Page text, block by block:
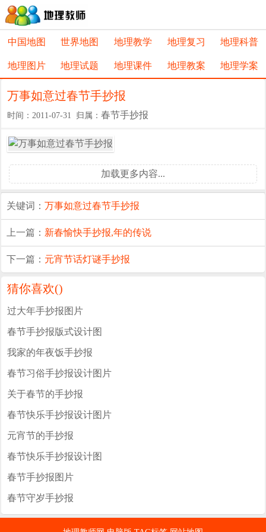
中国地图 世界地图 地理教学 地理复习 地理科普
地理图片 地理试题 地理课件 地理教案 地理学案
万事如意过春节手抄报
时间：2011-07-31 归属：春节手抄报
加载更多内容...
关键词：万事如意过春节手抄报
上一篇： 新春愉快手抄报,年的传说
下一篇： 元宵节话灯谜手抄报
猜你喜欢()
过大年手抄报图片
春节手抄报版式设计图
我家的年夜饭手抄报
春节习俗手抄报设计图片
关于春节的手抄报
春节快乐手抄报设计图片
元宵节的手抄报
春节快乐手抄报设计图
春节手抄报图片
春节守岁手抄报